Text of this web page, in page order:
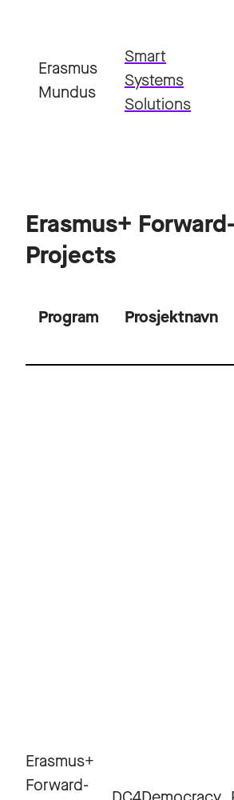
Erasmus
Mundus
Smart
Systems
Solutions
Erasmus+
Projects
Program Prosjektnavn
Erasmus+
Forward-